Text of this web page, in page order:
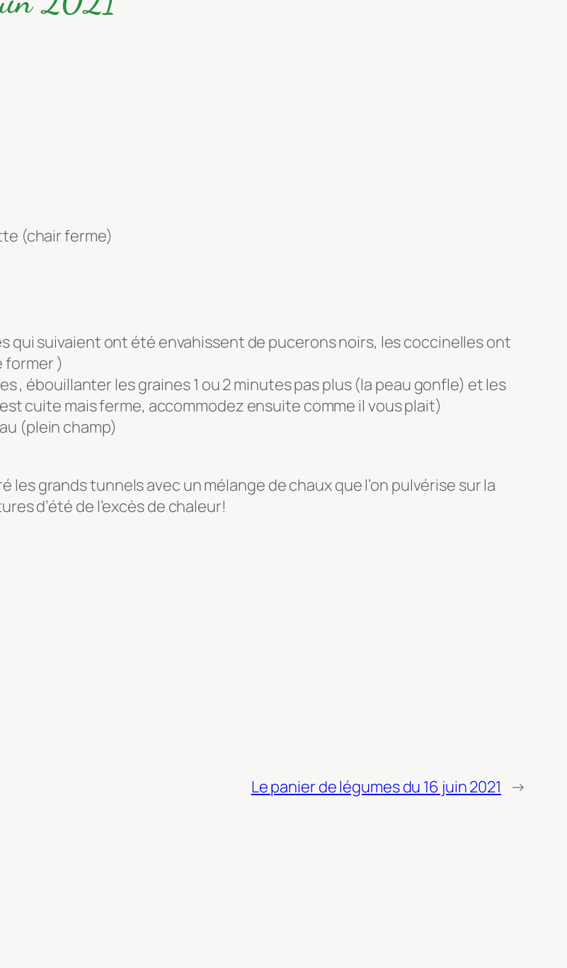
(chair ferme)
qui suivaient ont été envahissent de pucerons noirs, les coccinelles ont
former )
, ébouillanter les graines 1 ou 2 minutes pas plus (la peau gonfle) et les
cuite mais ferme, accommodez ensuite comme il vous plait)
(plein champ)
les grands tunnels avec un mélange de chaux que l’on pulvérise sur la
d’été de l’excès de chaleur!
Le panier de légumes du 16 juin 2021 →